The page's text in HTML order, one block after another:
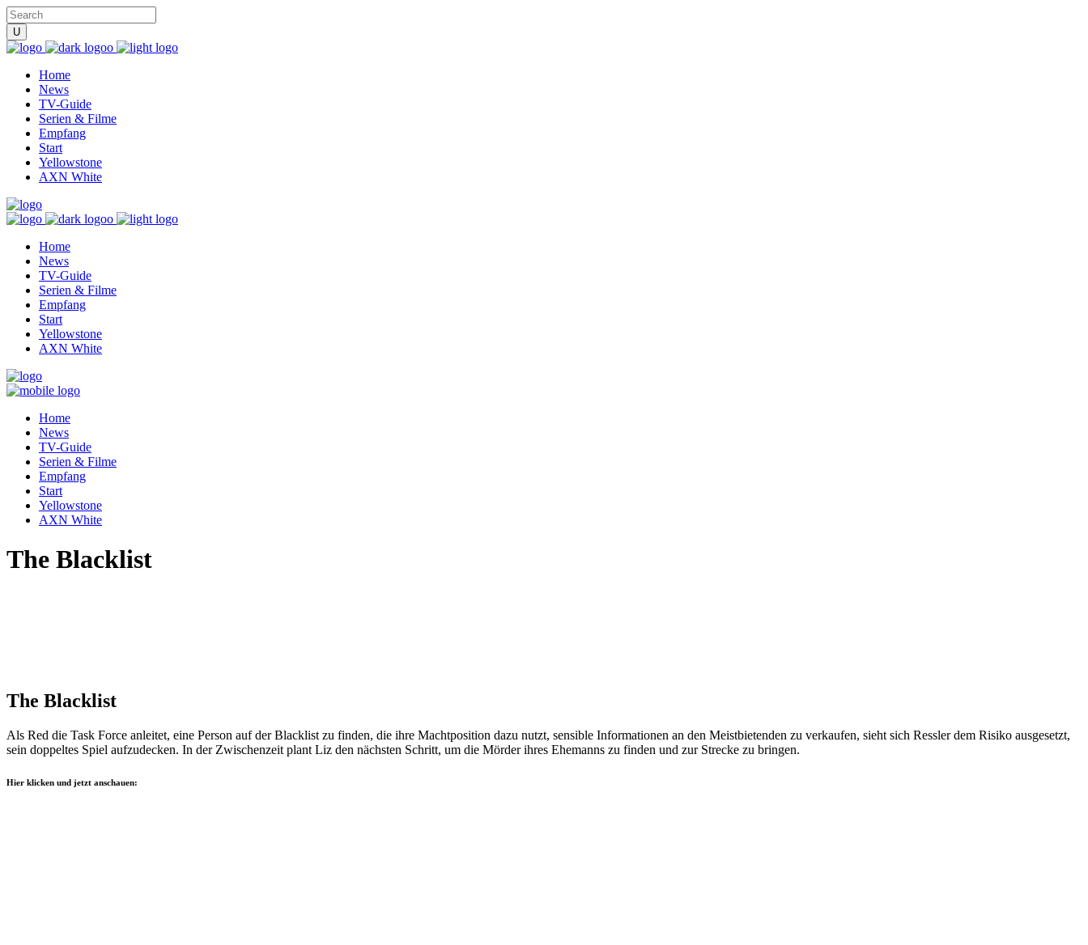
Home
News
TV-Guide
Serien & Filme
Empfang
Start
Yellowstone
AXN White
Home
News
TV-Guide
Serien & Filme
Empfang
Start
Yellowstone
AXN White
Home
News
TV-Guide
Serien & Filme
Empfang
Start
Yellowstone
AXN White
The Blacklist
The Blacklist
Als Red die Task Force anleitet, eine Person auf der Blacklist zu finden, die ihre Machtposition dazu nutzt, sensible Informationen an den Meistbietenden zu verkaufen, sieht sich Ressler dem Risiko ausgesetzt,
sein doppeltes Spiel aufzudecken. In der Zwischenzeit plant Liz den nächsten Schritt, um die Mörder ihres Ehemanns zu finden und zur Strecke zu bringen.
Hier klicken und jetzt anschauen: